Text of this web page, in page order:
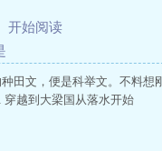
开始阅读
田文，便是科举文。不料想
越到大梁国从落水开始